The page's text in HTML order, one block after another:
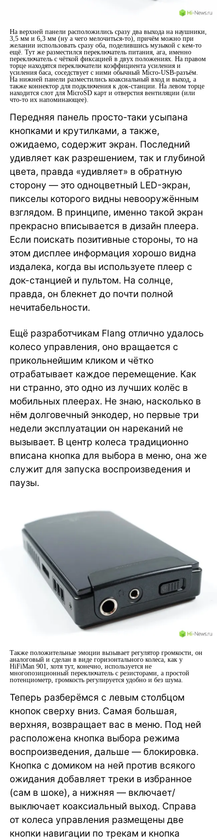
На верхней панели расположились сразу два выхода на наушники,
3,5 мм и 6,3 мм (ну а чего мелочиться-то), причём можно при
желании использовать сразу оба, поделившись музыкой с кем-то
ещё. Тут же разместился переключатель питания, ага, именно
переключатель с чёткой фиксацией в двух положениях. На правом
торце находятся переключатели коэффициента усиления и
усиления баса, соседствует с ними обычный Micro-USB-разъём.
На нижней панели разместились коаксиальный вход и выход, а
также коннектор для подключения к док-станции. На левом торце
находится слот для MicroSD карт и отверстия вентиляции (или
что-то их напоминающее).
Передняя панель просто-таки усыпана
кнопками и крутилками, а также,
ожидаемо, содержит экран. Последний
удивляет как разрешением, так и глубиной
цвета, правда «удивляет» в обратную
сторону — это одноцветный LED-экран,
пикселы которого видны невооружённым
взглядом. В принципе, именно такой экран
прекрасно вписывается в дизайн плеера.
Если поискать позитивные стороны, то на
этом дисплее информация хорошо видна
издалека, когда вы используете плеер с
док-станцией и пультом. На солнце,
правда, он блекнет до почти полной
нечитабельности.
Ещё разработчикам Flang отлично удалось
колесо управления, оно вращается с
прикольнейшим кликом и чётко
отрабатывает каждое перемещение. Как
ни странно, это одно из лучших колёс в
мобильных плеерах. Не знаю, насколько в
нём долговечный энкодер, но первые три
недели эксплуатации он нареканий не
вызывает. В центр колеса традиционно
вписана кнопка для выбора в меню, она же
служит для запуска воспроизведения и
паузы.
Также положительные эмоции вызывает регулятор громкости, он
аналоговый и сделан в виде горизонтального колеса, как у
HiFiMan 901, хотя тут, конечно, используется не
многопозиционный переключатель с резисторами, а простой
потенциометр, громкость регулируется удобно и без шума.
Теперь разберёмся с левым столбцом
кнопок сверху вниз. Самая большая,
верхняя, возвращает вас в меню. Под ней
расположена кнопка выбора режима
воспроизведения, дальше — блокировка.
Кнопка с домиком на ней против всякого
ожидания добавляет треки в избранное
(сам в шоке), а нижняя — включает/
выключает коаксиальный выход. Справа
от колеса управления размещены две
кнопки навигации по трекам и кнопка